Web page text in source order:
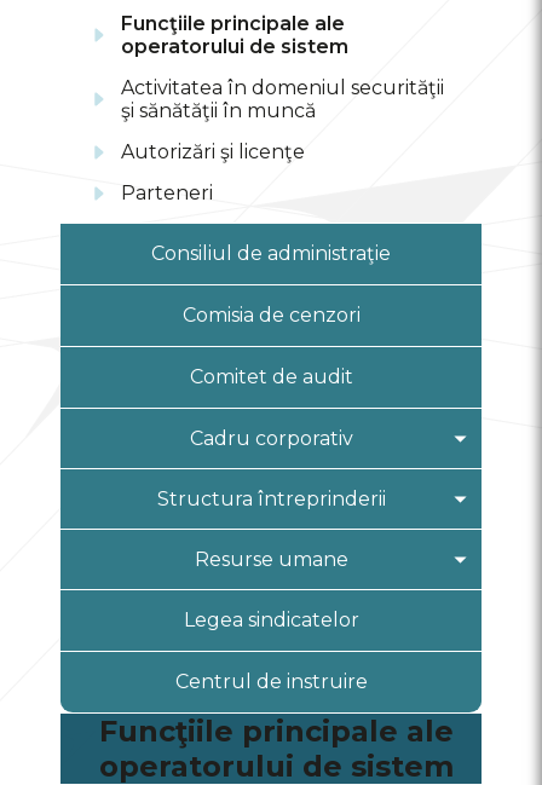
Funcţiile principale ale
operatorului de sistem
Activitatea în domeniul securităţii
şi sănătăţii în muncă
Autorizări şi licenţe
Parteneri
Consiliul de administraţie
Comisia de cenzori
Comitet de audit
Cadru corporativ
Codul de guvernanţă corporativă
Program de conformitate
Structura întreprinderii
Structura întreprinderii
Sucursala “RETÎ Nord-Vest”
Sucursala “RETÎ Nord”
Sucursala “RETÎ Centru”
Resurse umane
Cariera la Î.S. „Moldelectrica”
Posturi vacante
Legea sindicatelor
Centrul de instruire
Funcţiile principale ale
operatorului de sistem